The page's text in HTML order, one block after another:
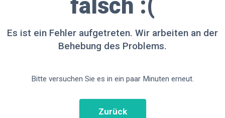
falsch :(
Es ist ein Fehler aufgetreten. Wir arbeiten an der
Behebung des Problems.
Bitte versuchen Sie es in ein paar Minuten erneut.
Zurück